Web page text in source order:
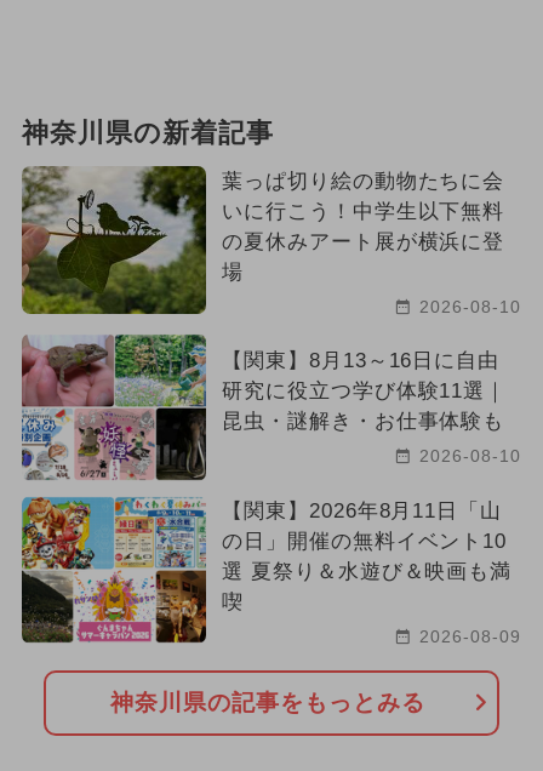
神奈川県の新着記事
葉っぱ切り絵の動物たちに会
いに行こう！中学生以下無料
の夏休みアート展が横浜に登
場
2026-08-10
【関東】8月13～16日に自由
研究に役立つ学び体験11選｜
昆虫・謎解き・お仕事体験も
2026-08-10
【関東】2026年8月11日「山
の日」開催の無料イベント10
選 夏祭り＆水遊び＆映画も満
喫
2026-08-09
神奈川県の記事をもっとみる